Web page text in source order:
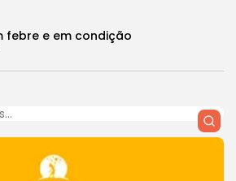
febre e em condição